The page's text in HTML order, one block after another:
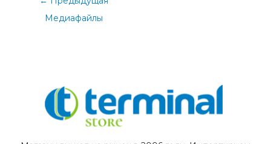
Медиафайлы